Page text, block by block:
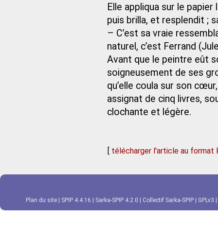
Elle appliqua sur le
puis brilla, et resplendit ;
– C’est sa vraie
naturel, c’est Ferrand
Avant que le peintre eût
soigneusement de ses
qu’elle coula sur son
assignat de cinq livres,
clochante et légère.
[ télécharger l'article au format
Plan du site SPIP 4.4.16 Sarka-SPIP 4.2.0 Collectif Sarka-SPIP GPLv3